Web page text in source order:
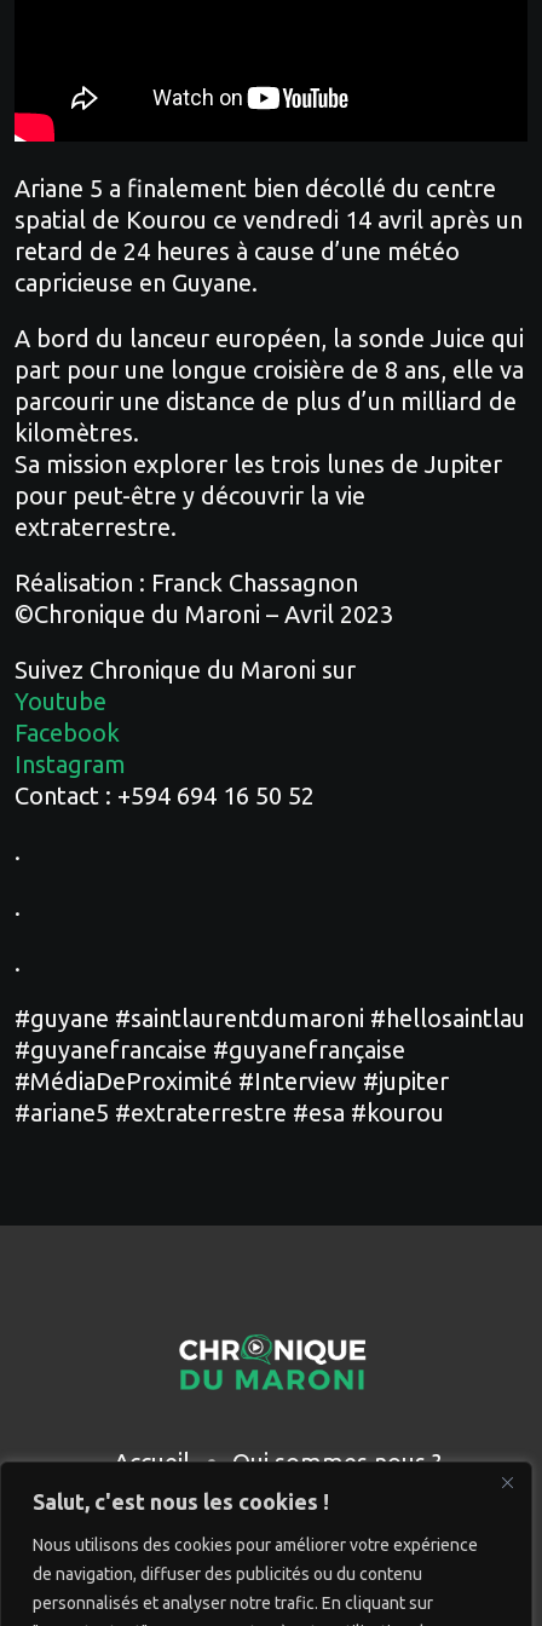
Salut, c'est nous les cookies !
Nous utilisons des cookies pour améliorer votre expérience
de navigation, diffuser des publicités ou du contenu
personnalisés et analyser notre trafic. En cliquant sur
Ariane 5 a finalement bien décollé du centre
spatial de Kourou ce vendredi 14 avril après un
retard de 24 heures à cause d’une météo
capricieuse en Guyane.
A bord du lanceur européen, la sonde Juice qui
part pour une longue croisière de 8 ans, elle va
parcourir une distance de plus d’un milliard de
kilomètres.
Sa mission explorer les trois lunes de Jupiter
pour peut-être y découvrir la vie
extraterrestre.
Réalisation : Franck Chassagnon
©Chronique du Maroni – Avril 2023
Suivez Chronique du Maroni sur
Youtube
Facebook
Instagram
Contact : +594 694 16 50 52
.
.
.
#guyane #saintlaurentdumaroni #hellosaintlau
#guyanefrancaise #guyanefrançaise
#MédiaDeProximité #Interview #jupiter
#ariane5 #extraterrestre #esa #kourou
Accueil
Qui sommes nous ?
Partenaires
Contact